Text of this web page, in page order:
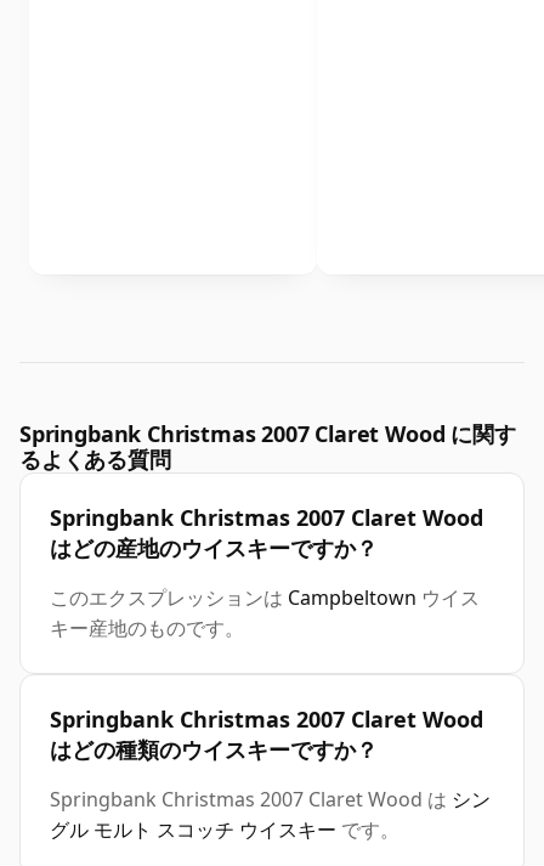
Springbank Christmas 2007 Claret Wood に関す
るよくある質問
Springbank Christmas 2007 Claret Wood
はどの産地のウイスキーですか？
このエクスプレッションは Campbeltown ウイス
キー産地のものです。
Springbank Christmas 2007 Claret Wood
はどの種類のウイスキーですか？
Springbank Christmas 2007 Claret Wood は シン
グル モルト スコッチ ウイスキー です。